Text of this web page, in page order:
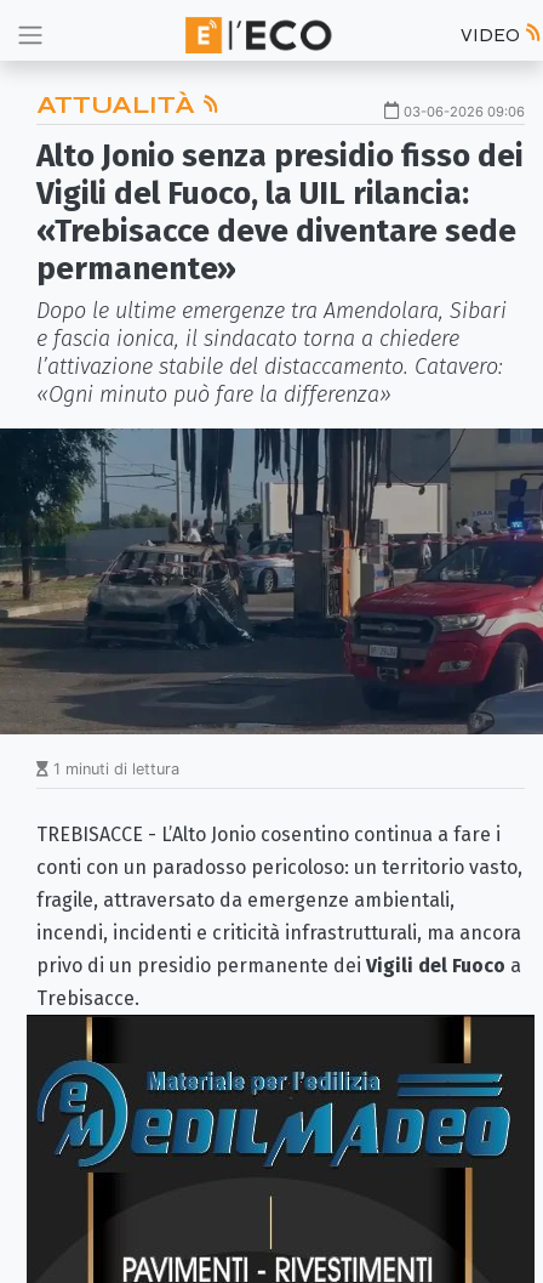
VIDEO
ATTUALITÀ 03-06-2026 09:06
Alto Jonio senza presidio fisso dei
Vigili del Fuoco, la UIL rilancia:
«Trebisacce deve diventare sede
permanente»
Dopo le ultime emergenze tra Amendolara, Sibari
e fascia ionica, il sindacato torna a chiedere
l’attivazione stabile del distaccamento. Catavero:
«Ogni minuto può fare la differenza»
1 minuti di lettura
TREBISACCE - L’Alto Jonio cosentino continua a fare i
conti con un paradosso pericoloso: un territorio vasto,
fragile, attraversato da emergenze ambientali,
incendi, incidenti e criticità infrastrutturali, ma ancora
privo di un presidio permanente dei Vigili del Fuoco a
Trebisacce.